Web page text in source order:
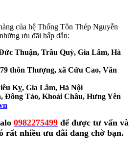
của hệ Thống Tôn Thép Nguyễn
ưu đãi hấp dẫn:
Thuận, Trâu Quỳ, Gia Lâm, Hà
thôn Thượng, xã Cửu Cao, Văn
Kỵ, Gia Lâm, Hà Nội
Đông Tảo, Khoái Châu, Hưng Yên
0982275499 để được tư vấn và
rất nhiều ưu đãi đang chờ bạn.